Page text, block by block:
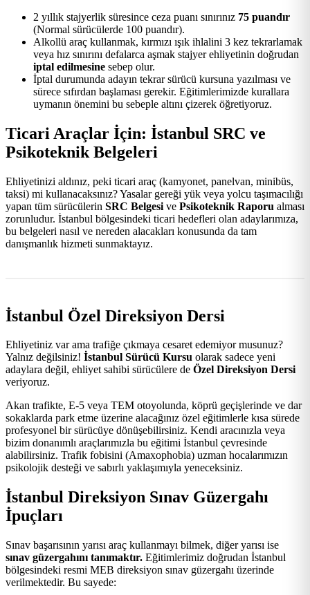
2 yıllık stajyerlik süresince ceza puanı sınırınız 75 puandır
(Normal sürücülerde 100 puandır).
Alkollü araç kullanmak, kırmızı ışık ihlalini 3 kez tekrarlamak
veya hız sınırını defalarca aşmak stajyer ehliyetinin doğrudan
iptal edilmesine sebep olur.
İptal durumunda adayın tekrar sürücü kursuna yazılması ve
sürece sıfırdan başlaması gerekir. Eğitimlerimizde kurallara
uymanın önemini bu sebeple altını çizerek öğretiyoruz.
Ticari Araçlar İçin: İstanbul SRC ve
Psikoteknik Belgeleri
Ehliyetinizi aldınız, peki ticari araç (kamyonet, panelvan, minibüs,
taksi) mi kullanacaksınız? Yasalar gereği yük veya yolcu taşımacılığı
yapan tüm sürücülerin SRC Belgesi ve Psikoteknik Raporu alması
zorunludur. İstanbul bölgesindeki ticari hedefleri olan adaylarımıza,
bu belgeleri nasıl ve nereden alacakları konusunda da tam
danışmanlık hizmeti sunmaktayız.
İstanbul Özel Direksiyon Dersi
Ehliyetiniz var ama trafiğe çıkmaya cesaret edemiyor musunuz?
Yalnız değilsiniz! İstanbul Sürücü Kursu olarak sadece yeni
adaylara değil, ehliyet sahibi sürücülere de Özel Direksiyon Dersi
veriyoruz.
Akan trafikte, E-5 veya TEM otoyolunda, köprü geçişlerinde ve dar
sokaklarda park etme üzerine alacağınız özel eğitimlerle kısa sürede
profesyonel bir sürücüye dönüşebilirsiniz. Kendi aracınızla veya
bizim donanımlı araçlarımızla bu eğitimi İstanbul çevresinde
alabilirsiniz. Trafik fobisini (Amaxophobia) uzman hocalarımızın
psikolojik desteği ve sabırlı yaklaşımıyla yeneceksiniz.
İstanbul Direksiyon Sınav Güzergahı
İpuçları
Sınav başarısının yarısı araç kullanmayı bilmek, diğer yarısı ise
sınav güzergahını tanımaktır. Eğitimlerimiz doğrudan İstanbul
bölgesindeki resmi MEB direksiyon sınav güzergahı üzerinde
verilmektedir. Bu sayede: